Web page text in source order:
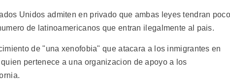
Unidos admiten en privado que ambas leyes tendran
de latinoamericanos que entran ilegalmente al pais.
de "una xenofobia" que atacara a los inmigrantes en
pertenece a una organizacion de apoyo a los